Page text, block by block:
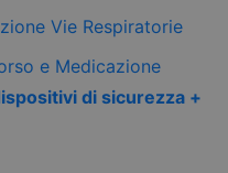
Vie Respiratorie
e Medicazione
di sicurezza +